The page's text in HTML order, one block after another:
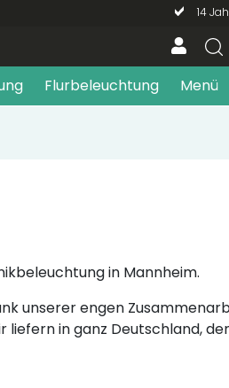
14
Flurbeleuchtung Menü
in Mannheim.
unserer engen
in ganz Deutschland,